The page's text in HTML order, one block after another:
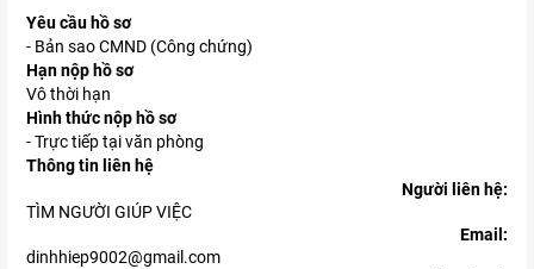
Yêu cầu hồ sơ
- Bản sao CMND (Công chứng)
Hạn nộp hồ sơ
Vô thời hạn
Hình thức nộp hồ sơ
- Trực tiếp tại văn phòng
Thông tin liên hệ
Người liên hệ:
TÌM NGƯỜI GIÚP VIỆC
Email:
dinhhiep9002@gmail.com